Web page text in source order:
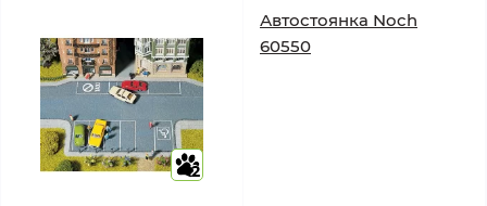
2
Автостоянка Noch
60550